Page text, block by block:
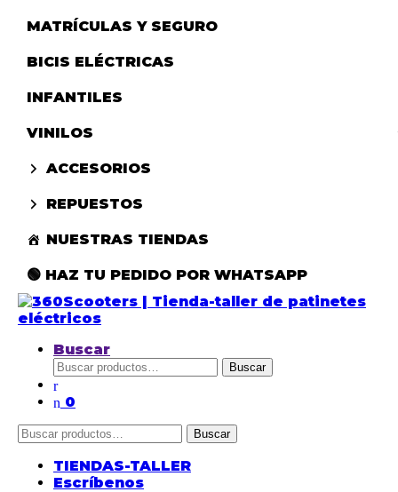
MATRÍCULAS Y SEGURO
BICIS ELÉCTRICAS
INFANTILES
VINILOS
ACCESORIOS
REPUESTOS
NUESTRAS TIENDAS
🟢 HAZ TU PEDIDO POR WHATSAPP
Buscar
Buscar
0
Buscar
TIENDAS-TALLER
Escríbenos